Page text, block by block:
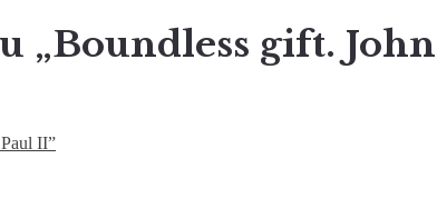
„Boundless gift.